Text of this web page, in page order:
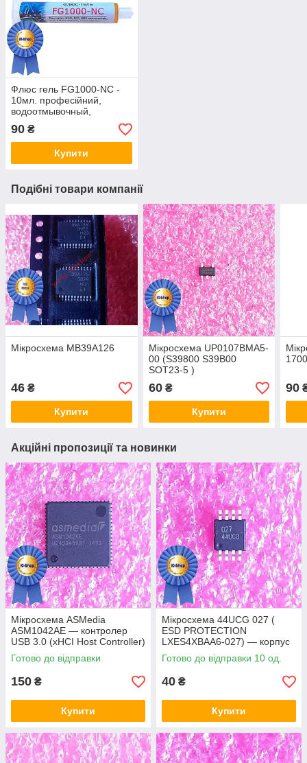
Флюс гель FG1000-NC -
10мл. професійний,
водоотмывочный,
водосмываемый
90 ₴
Купити
Подібні товари компанії
Мікросхема MB39A126
46 ₴
Купити
Мікросхема UP0107BMA5-
00 (S39800 S39B00
SOT23-5 )
60₴
Купити
90
Акційні пропозиції та новинки
Мікросхема ASMedia
ASM1042AE — контролер
USB 3.0 (xHCI Host Controller)
Готово до відправки
150 ₴
Купити
Мікросхема 44UCG 027 (
ESD PROTECTION
LXES4XBAA6-027) — корпус
msop8
Готово до відправки 10 од.
40 ₴
Купити